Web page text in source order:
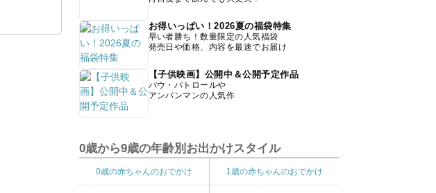
お得いっぱい！2026夏の福袋特集
早い者勝ち！数量限定の人気福袋
発売日や価格、内容を最速でお届け
【子供映画】公開中＆公開予定作品
パウ・パトロールや
アンパンマンの人気作
0歳から9歳の年齢別お出かけスタイル
0歳の赤ちゃんのおでかけ 1歳の赤ちゃんのおでかけ